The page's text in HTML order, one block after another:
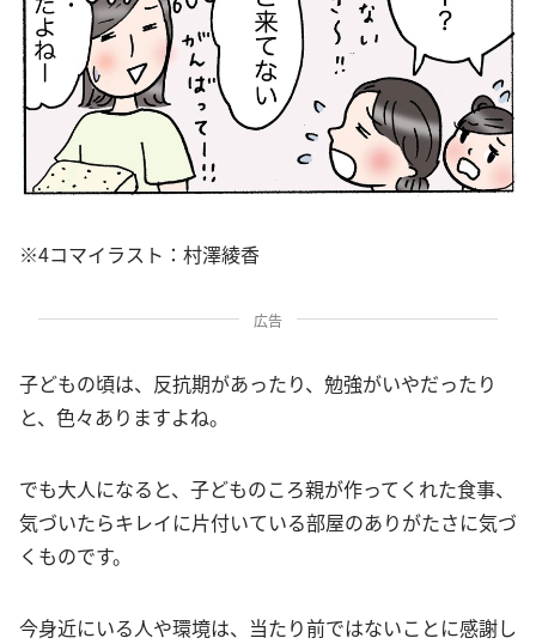
※4コマイラスト：村澤綾香
広告
子どもの頃は、反抗期があったり、勉強がいやだったり
と、色々ありますよね。
でも大人になると、子どものころ親が作ってくれた食事、
気づいたらキレイに片付いている部屋のありがたさに気づ
くものです。
今身近にいる人や環境は、当たり前ではないことに感謝し